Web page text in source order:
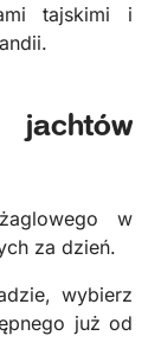
tajskimi i
w
za dzień.
wybierz
już od